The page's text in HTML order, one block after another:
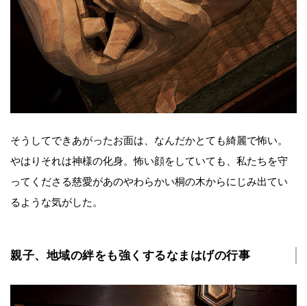
そうしてできあがったお面は、なんだかとても綺麗で怖い。
やはりそれは神様の化身。怖い顔をしていても、私たちを守
ってくださる慈愛があのやわらかい桐の木からにじみ出てい
るような気がした。
親子、地域の絆をも強くするなまはげの行事